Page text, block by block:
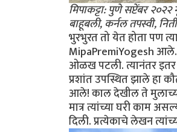
मिपाकट्टा: पुणे सप्टेंबर
बाहूबली, कर्नल तपस्वी,
भुरभुरत तो येत होता पण
MipaPremiYogesh आले.
ओळख पटली. त्यानंतर इतर
प्रशांत उपस्थित झाले हा
आले! काल देखील ते
मात्र त्यांच्या घरी काम
दिली. प्रत्येकाचे लेखन